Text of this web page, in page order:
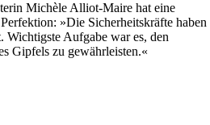
Michèle Alliot-Maire hat eine
»Die Sicherheitskräfte haben
Wichtigste Aufgabe war es, den
Gipfels zu gewährleisten.«